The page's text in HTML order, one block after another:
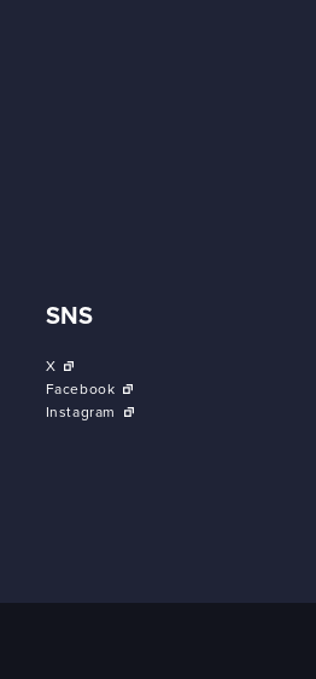
SNS
X
Facebook
Instagram